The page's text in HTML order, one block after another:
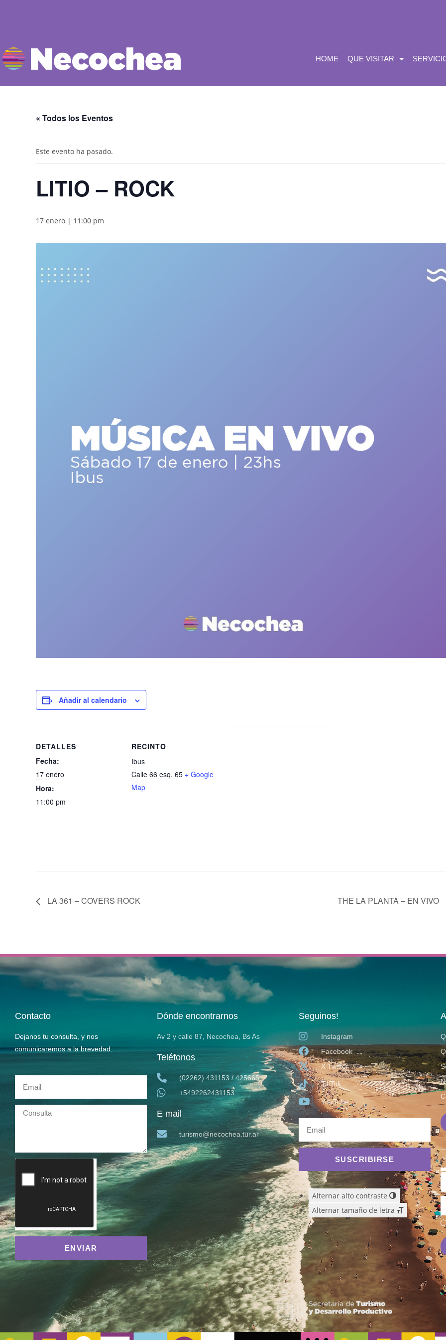
HOME QUE VISITAR
« Todos los Eventos
Este evento ha pasado.
LITIO – ROCK
17 enero | 11:00 pm
Añadir al calendario
DETALLES
Fecha:
17 enero
Hora:
11:00 pm
RECINTO
Ibus
Calle 66 esq. 65 + Google
Map
LA 361 – COVERS ROCK THE LA PLANTA – EN VIVO
Contacto
Dejanos tu consulta, y nos
comunicaremos a la brevedad.
ENVIAR
Dónde encontrarnos
Av 2 y calle 87, Necochea, Bs As
Teléfonos
(02262) 431153 / 425665
+5492262431153
E mail
turismo@necochea.tur.ar
Seguinos!
Instagram
Facebook
X Twitter
TikTok
YouTube
SUSCRIBIRSE
Alternar alto contraste
Alternar tamaño de letra